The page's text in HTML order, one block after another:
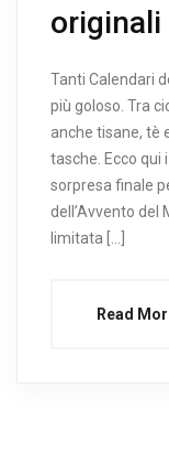
originali
Tanti Calendari
più goloso. Tra
anche tisane, tè
tasche. Ecco qui
sorpresa finale
dell’Avvento del
limitata […]
Read